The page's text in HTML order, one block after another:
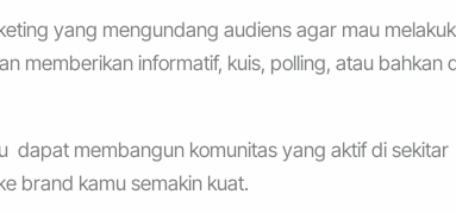
yang mengundang audiens agar mau
memberikan informatif, kuis, polling, atau bahkan
dapat membangun komunitas yang aktif di sekitar
brand kamu semakin kuat.